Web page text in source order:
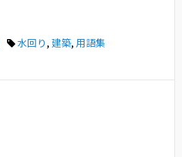
水回り , 建築, 用語集